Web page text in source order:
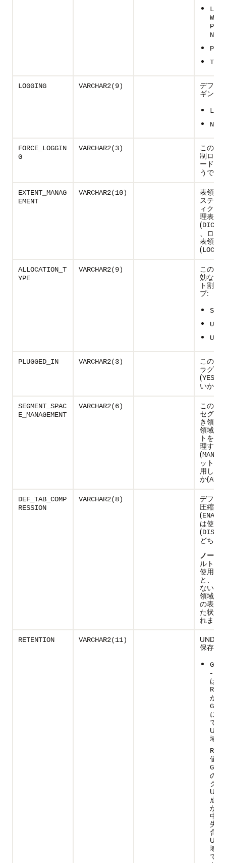
LOST
N
LOGGING VARCHAR2(9)
デフォ
ギング
FORCE_LOGGIN
G
VARCHAR2(3)
この表
制ロギ
ードか(
うでな
EXTENT_MANAG
EMENT
VARCHAR2(10)
表領域
ステン
ィクシ
理表領
(
、ロー
表領域
(LOCAL
ALLOCATION_T
YPE
VARCHAR2(9)
この表
効なエ
ト割当
プ:
USER
PLUGGED_IN VARCHAR2(3)
この表
ラグイ
(YES
いか(
SEGMENT_SPAC
E_MANAGEMENT
VARCHAR2(6)
この表
セグメ
き領域
領域を
トを使
理する
(MANUAL
ットマ
用して
か(AUTO
DEF_TAB_COMP
RESSION
VARCHAR2(8)
デフォ
圧縮が
(
は使用
(
どちら
ノート:
ルトの
使用可
と、特
ないか
領域内
の表が
た状態
れます
RETENTION VARCHAR2(11)
UNDO
保存:
- 表
は、
が
に
てい
域
値が
の場
グ
成
があ
中の
失
合も
域内
ての